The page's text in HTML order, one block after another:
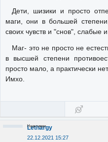
Дети, шизики и просто
маги, они в большей
своих чувств и "снов", слабые
Маг- это не просто не
в высшей степени
просто мало, а практически
Имхо.
Lethargy
22.12.2021 15:27
Неактивен